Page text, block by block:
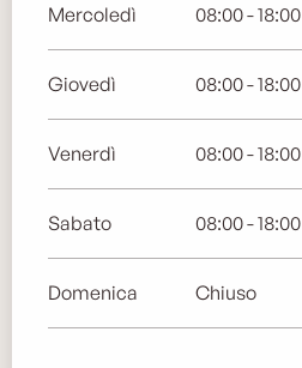
Mercoledì 08:00 - 18:00
Giovedì 08:00 - 18:00
Venerdì 08:00 - 18:00
Sabato 08:00 - 18:00
Domenica Chiuso